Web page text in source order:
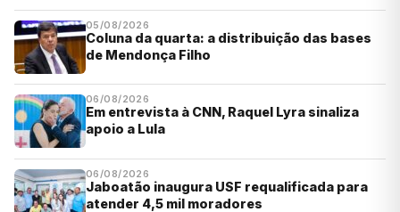
05/08/2026
Coluna da quarta: a distribuição das bases
de Mendonça Filho
06/08/2026
Em entrevista à CNN, Raquel Lyra sinaliza
apoio a Lula
06/08/2026
Jaboatão inaugura USF requalificada para
atender 4,5 mil moradores